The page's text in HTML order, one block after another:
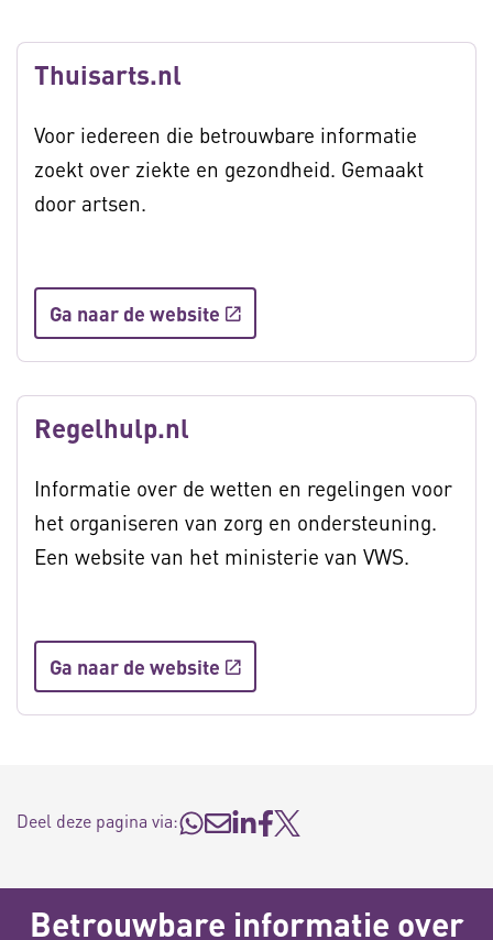
Thuisarts.nl
Voor iedereen die betrouwbare informatie
zoekt over ziekte en gezondheid. Gemaakt
door artsen.
Ga naar de website
Regelhulp.nl
Informatie over de wetten en regelingen voor
het organiseren van zorg en ondersteuning.
Een website van het ministerie van VWS.
Ga naar de website
Deel deze pagina via:
Betrouwbare informatie over